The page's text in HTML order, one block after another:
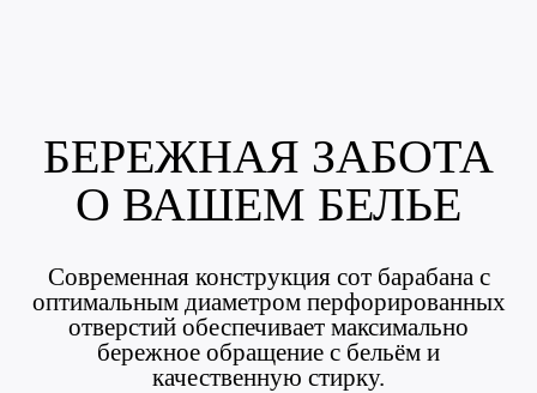
БЕРЕЖНАЯ ЗАБОТА
О ВАШЕМ БЕЛЬЕ
Современная конструкция сот барабана с
оптимальным диаметром перфорированных
отверстий обеспечивает максимально
бережное обращение с бельём и
качественную стирку.